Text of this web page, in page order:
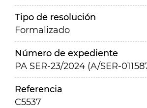
Tipo de resolución
Formalizado
Número de expediente
PA SER-23/2024 (A/SER-
Referencia
C5537